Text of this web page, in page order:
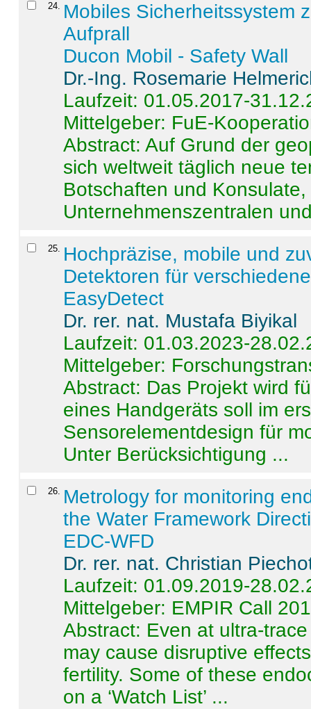
24. Mobiles Sicherheitssystem
Aufprall
Ducon Mobil - Safety Wall
Dr.-Ing. Rosemarie
Laufzeit: 01.05.2017-
Mittelgeber: FuE-
Abstract:Auf Grund der
sich weltweit täglich neue
Botschaften und
Unternehmenszentralen
25. Hochpräzise, mobile und
Detektoren für
EasyDetect
Dr. rer. nat. Mustafa Biyikal
Laufzeit: 01.03.2023-
Mittelgeber:
Abstract: Das Projekt wird
eines Handgeräts soll im
Sensorelementdesign für
Unter Berücksichtigung ...
26. Metrology for monitoring
the Water Framework
EDC-WFD
Dr. rer. nat. Christian
Laufzeit: 01.09.2019-
Mittelgeber: EMPIR Call
Abstract: Even at ultra-
may cause disruptive
fertility. Some of these
on a ‘Watch List’ ...